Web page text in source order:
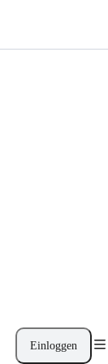
Einloggen